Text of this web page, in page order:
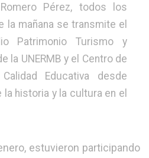
Pérez, todos los
la mañana se transmite el
Patrimonio Turismo y
la UNERMB y el Centro de
Educativa desde
historia y la cultura en el
estuvieron participando